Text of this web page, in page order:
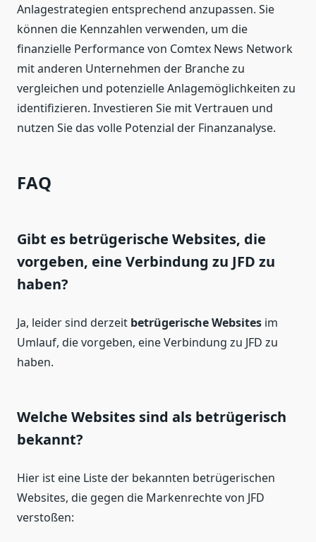
Anlagestrategien entsprechend anzupassen. Sie
können die Kennzahlen verwenden, um die
finanzielle Performance von Comtex News Network
mit anderen Unternehmen der Branche zu
vergleichen und potenzielle Anlagemöglichkeiten zu
identifizieren. Investieren Sie mit Vertrauen und
nutzen Sie das volle Potenzial der Finanzanalyse.
FAQ
Gibt es betrügerische Websites, die
vorgeben, eine Verbindung zu JFD zu
haben?
Ja, leider sind derzeit betrügerische Websites im
Umlauf, die vorgeben, eine Verbindung zu JFD zu
haben.
Welche Websites sind als betrügerisch
bekannt?
Hier ist eine Liste der bekannten betrügerischen
Websites, die gegen die Markenrechte von JFD
verstoßen: